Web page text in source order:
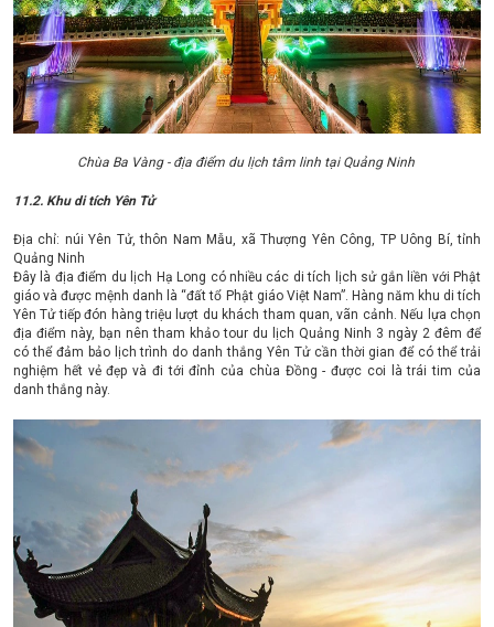
Chùa Ba Vàng - địa điểm du lịch tâm linh tại Quảng Ninh
11.2. Khu di tích Yên Tử
Địa chỉ: núi Yên Tử, thôn Nam Mẫu, xã Thượng Yên Công, TP Uông Bí, tỉnh
Quảng Ninh
Đây là địa điểm du lịch Hạ Long có nhiều các di tích lịch sử gắn liền với Phật
giáo và được mệnh danh là “đất tổ Phật giáo Việt Nam”. Hàng năm khu di tích
Yên Tử tiếp đón hàng triệu lượt du khách tham quan, vãn cảnh. Nếu lựa chọn
địa điểm này, bạn nên tham khảo tour du lịch Quảng Ninh 3 ngày 2 đêm để
có thể đảm bảo lịch trình do danh thắng Yên Tử cần thời gian để có thể trải
nghiệm hết vẻ đẹp và đi tới đỉnh của chùa Đồng - được coi là trái tim của
danh thắng này.